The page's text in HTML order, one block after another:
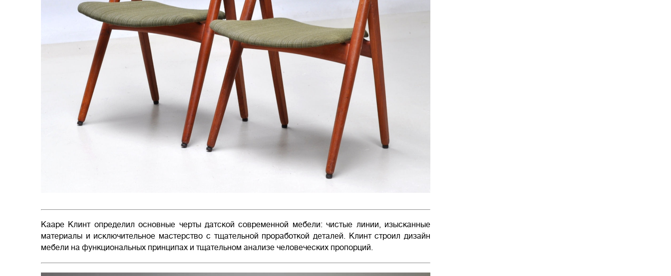
Кааре Клинт определил основные черты датской современной мебели: чистые линии, изысканные
материалы и исключительное мастерство с тщательной проработкой деталей. Клинт строил дизайн
мебели на функциональных принципах и тщательном анализе человеческих пропорций.